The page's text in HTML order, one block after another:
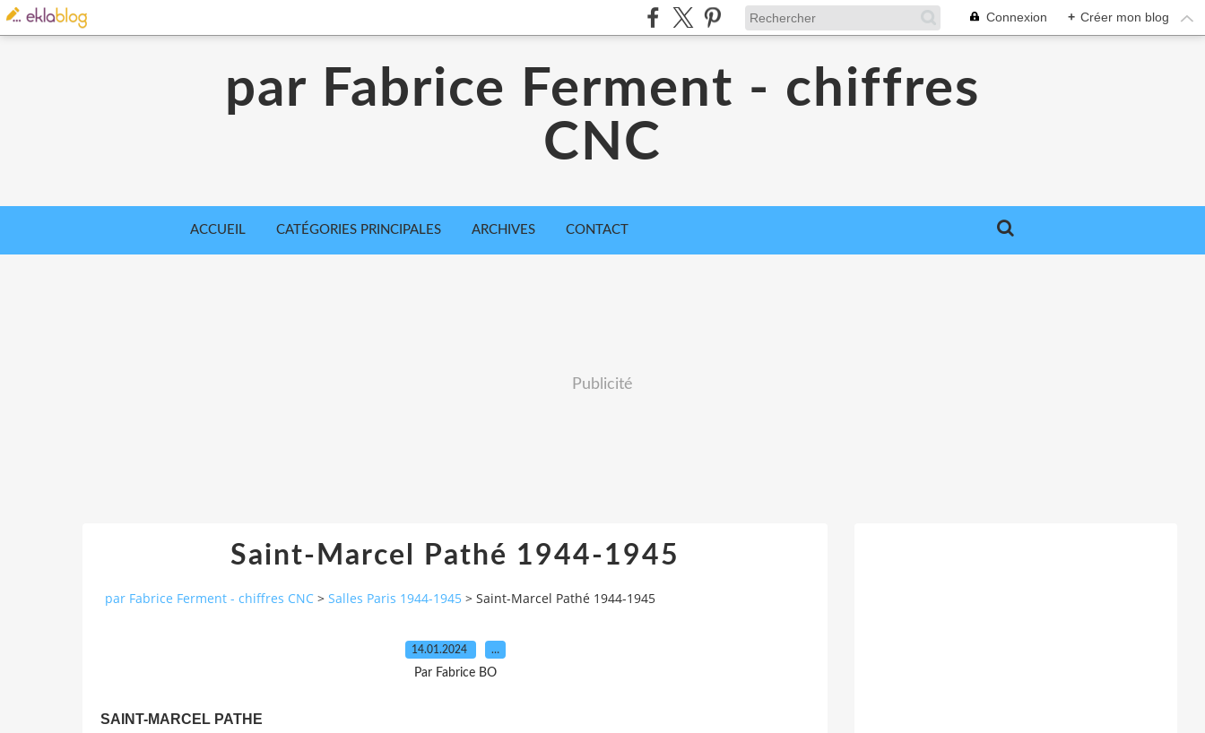
Connexion + Créer mon blog
par Fabrice Ferment - chiffres
CNC
ACCUEIL CATÉGORIES PRINCIPALES ARCHIVES CONTACT
Publicité
Saint-Marcel Pathé 1944-1945
par Fabrice Ferment - chiffres CNC > Salles Paris 1944-1945 > Saint-Marcel Pathé 1944-1945
14.01.2024 …
Par Fabrice BO
SAINT-MARCEL PATHE